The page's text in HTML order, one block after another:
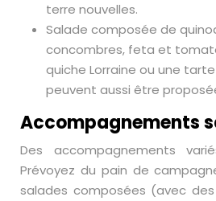
terre nouvelles.
Salade composée de
concombres, feta et
quiche Lorraine ou une
peuvent aussi être
Accompagnements
Des accompagnements
Prévoyez du pain de
salades composées (avec des